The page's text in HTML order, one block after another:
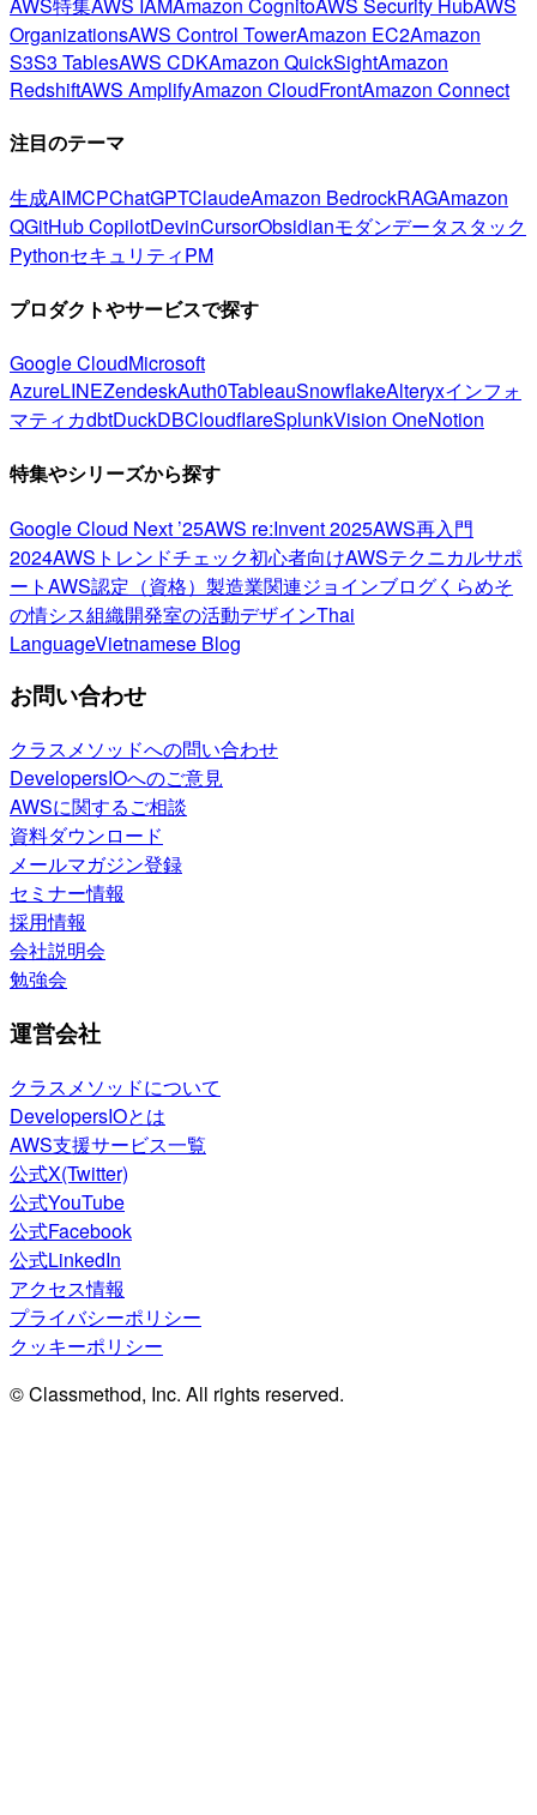
AWS特集AWS IAMAmazon CognitoAWS Security HubAWS
OrganizationsAWS Control TowerAmazon EC2Amazon
S3S3 TablesAWS CDKAmazon QuickSightAmazon
RedshiftAWS AmplifyAmazon CloudFrontAmazon Connect
注目のテーマ
生成AIMCPChatGPTClaudeAmazon BedrockRAGAmazon
QGitHub CopilotDevinCursorObsidianモダンデータスタック
PythonセキュリティPM
プロダクトやサービスで探す
Google CloudMicrosoft
AzureLINEZendeskAuth0TableauSnowflakeAlteryxインフォ
マティカdbtDuckDBCloudflareSplunkVision OneNotion
特集やシリーズから探す
Google Cloud Next ’25AWS re:Invent 2025AWS再入門
2024AWSトレンドチェック初心者向けAWSテクニカルサポ
ートAWS認定（資格） 製造業関連ジョインブログくらめそ
の情シス組織開発室の活動デザインThai
LanguageVietnamese Blog
お問い合わせ
クラスメソッドへの問い合わせ
DevelopersIOへのご意見
AWSに関するご相談
資料ダウンロード
メールマガジン登録
セミナー情報
採用情報
会社説明会
勉強会
運営会社
クラスメソッドについて
DevelopersIOとは
AWS支援サービス一覧
公式X(Twitter)
公式YouTube
公式Facebook
公式LinkedIn
アクセス情報
プライバシーポリシー
クッキーポリシー
© Classmethod, Inc. All rights reserved.